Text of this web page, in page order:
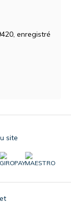
enregistré
site